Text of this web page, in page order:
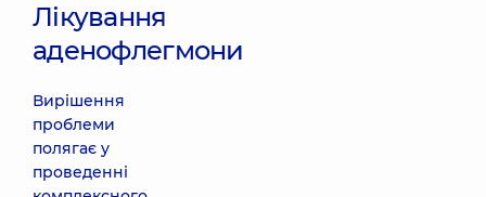
Лікування
аденофлегмони
Вирішення
проблеми
полягає у
проведенні